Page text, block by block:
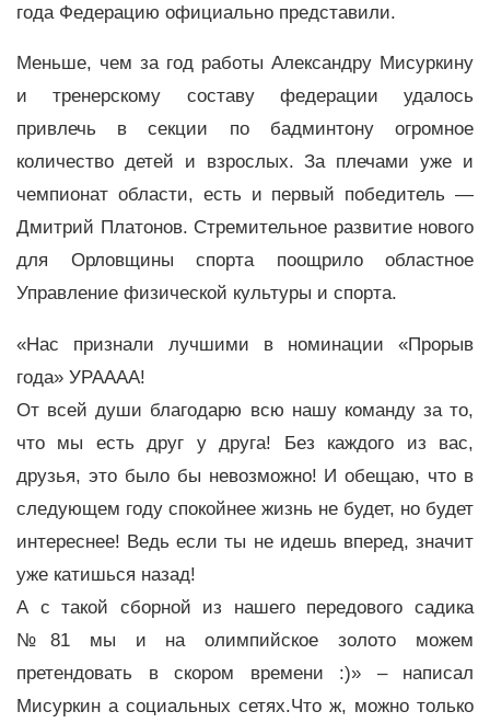
года Федерацию официально представили.
Меньше, чем за год работы Александру Мисуркину
и тренерскому составу федерации удалось
привлечь в секции по бадминтону огромное
количество детей и взрослых. За плечами уже и
чемпионат области, есть и первый победитель —
Дмитрий Платонов. Стремительное развитие нового
для Орловщины спорта поощрило областное
Управление физической культуры и спорта.
«Нас признали лучшими в номинации «Прорыв
года» УРАААА!
От всей души благодарю всю нашу команду за то,
что мы есть друг у друга! Без каждого из вас,
друзья, это было бы невозможно! И обещаю, что в
следующем году спокойнее жизнь не будет, но будет
интереснее! Ведь если ты не идешь вперед, значит
уже катишься назад!
А с такой сборной из нашего передового садика
№81 мы и на олимпийское золото можем
претендовать в скором времени :)» – написал
Мисуркин а социальных сетях.Что ж, можно только